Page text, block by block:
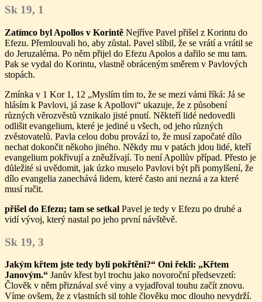
Sk 19, 1
Zatímco byl Apollos v Korintě Nejříve Pavel přišel z Korintu do
Efezu. Přemlouvali ho, aby zůstal. Pavel slíbil, že se vrátí a vrátil se
do Jeruzaléma. Po něm přijel do Efezu Apolos a dařilo se mu tam.
Pak se vydal do Korintu, vlastně obráceným směrem v Pavlových
stopách.
Zmínka v 1 Kor 1, 12 „Myslím tím to, že se mezi vámi říká: Já se
hlásím k Pavlovi, já zase k Apollovi“ ukazuje, že z působení
různých věrozvěstů vznikalo jisté pnutí. Někteří lidé nedovedli
odlišit evangelium, které je jediné u všech, od jeho různých
zvěstovatelů. Pavla celou dobu provází to, že musí započaté dílo
nechat dokončit někoho jiného. Někdy mu v patách jdou lidé, kteří
evangelium pokřivují a zněužívají. To není Apollův případ. Přesto je
důležité si uvědomit, jak úzko muselo Pavlovi být při pomylšení, že
dílo evangelia zanechává lidem, které často ani nezná a za které
musí ručit.
přišel do Efezu; tam se setkal Pavel je tedy v Efezu po druhé a
vidí vývoj, který nastal po jeho první návštěvě.
Sk 19, 3
Jakým křtem jste tedy byli pokřtěni?“ Oni řekli: „Křtem
Janovým.“ Janův křest byl trochu jako novoroční předsevzetí:
Člověk v něm přiznával své viny a vyjadřoval touhu začít znovu.
Víme ovšem, že z vlastních sil tohle člověku moc dlouho nevydrží.